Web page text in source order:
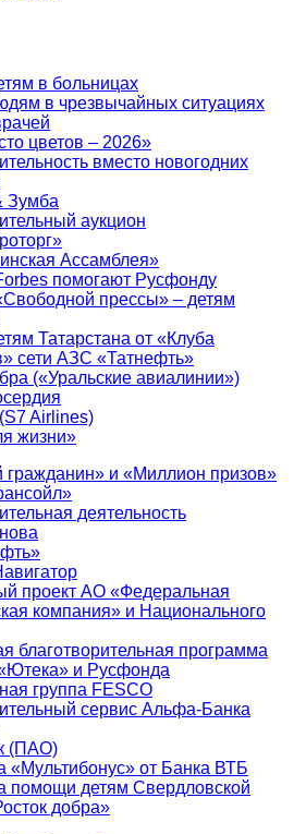
в больницах
в чрезвычайных ситуациях
цветов – 2026»
вместо новогодних
Зумба
аукцион
Ассамблея»
помогают Русфонду
прессы» – детям
Татарстана от «Клуба
сети АЗС «Татнефть»
(«Уральские авиалинии»)
Airlines)
жизни»
гражданин» и «Миллион призов»
деятельность
проект АО «Федеральная
компания» и Национального
благотворительная программа
и Русфонда
группа FESCO
сервис Альфа-Банка
(ПАО)
«Мультибонус» от Банка ВТБ
помощи детям Свердловской
добра»